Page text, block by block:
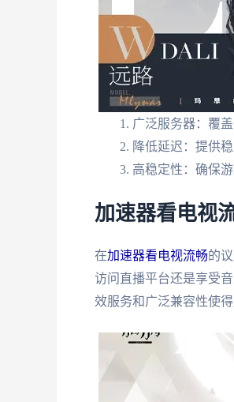
广泛服务器：覆
降低延迟：提供
高稳定性：确保
加速器看电视
在加速器看电视流畅的
访问直播平台还是享受
效服务和广泛兼容性使